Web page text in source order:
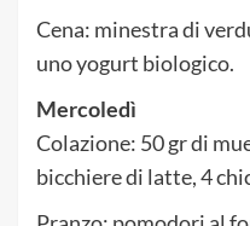
Cena: minestra di
uno yogurt biologico.
Mercoledì
Colazione: 50 gr di
bicchiere di latte, 4